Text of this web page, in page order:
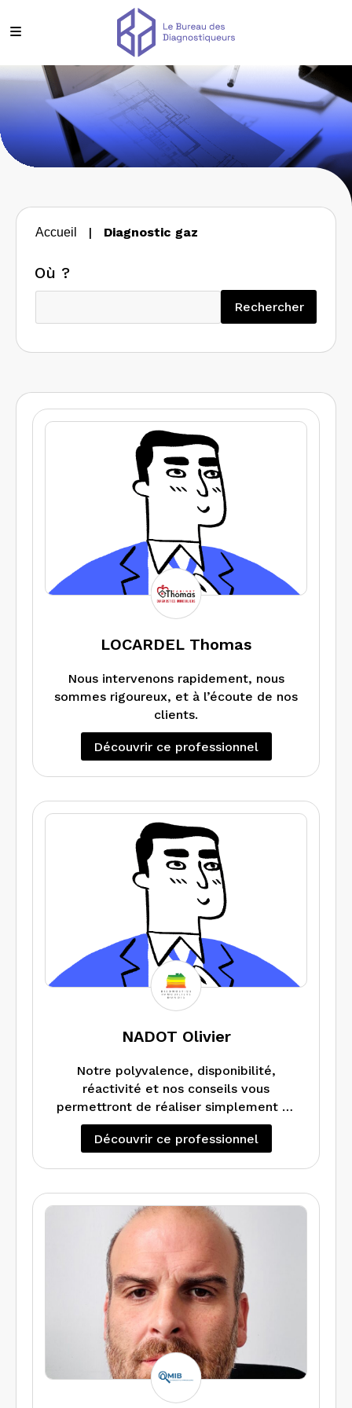
Accueil | Diagnostic gaz
Où ?
Rechercher
LOCARDEL Thomas
Nous intervenons rapidement, nous
sommes rigoureux, et à l’écoute de nos
clients.
Découvrir ce professionnel
NADOT Olivier
Notre polyvalence, disponibilité,
réactivité et nos conseils vous
permettront de réaliser simplement et
rapidement, les mesurages et les
diagnostics immobiliers : Loi Carrez, Loi
énergétique et Audit Energétique.
Découvrir ce professionnel